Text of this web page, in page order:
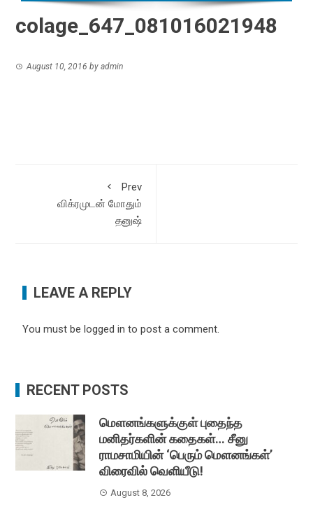
colage_647_081016021948
August 10, 2016 byadmin
Prev
விக்ரமுடன் மோதும்
தனுஷ்
LEAVE A REPLY
You must belogged in to post a comment.
RECENT POSTS
மௌனங்களுக்குள் புதைந்த
மனிதர்களின் கதைகள்… சீனு
ராமசாமியின் ‘பெரும் மௌனங்கள்’
விரைவில் வெளியீடு!
August 8, 2026